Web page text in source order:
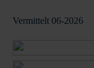
Vermittelt 06-2026